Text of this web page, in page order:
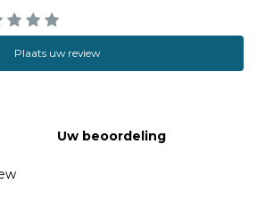
Plaats uw review
Uw beoordeling